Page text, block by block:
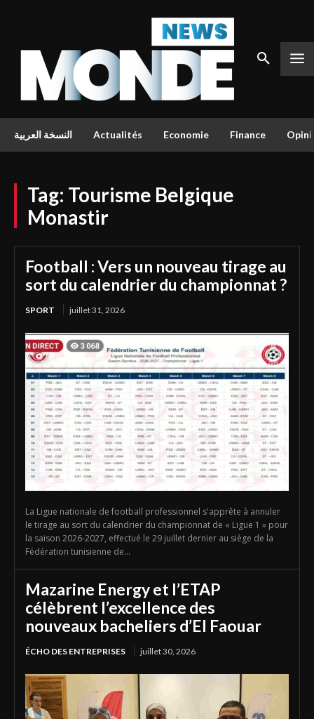
النسخة العربية Actualités Economie Finance
Tag: Tourisme Belgique
Monastir
Football : Vers un nouveau tirage au
sort du calendrier du championnat ?
SPORT juillet 31, 2026
La Ligue nationale de football professionnel s'apprête à annuler
le tirage au sort du calendrier du championnat de « Ligue 1 » pour
la saison 2026-2027, effectué le 29 juillet dernier au siège de la
Fédération tunisienne de...
Mazarine Energy et l’ETAP
célèbrent l’excellence des
nouveaux bacheliers d’El Faouar
ÉCHO DES ENTREPRISES juillet 30, 2026